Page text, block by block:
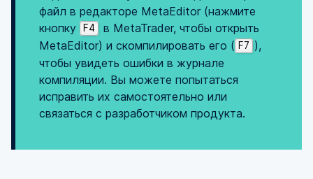
файл в редакторе MetaEditor (нажмите
кнопку
F4
в MetaTrader, чтобы открыть
MetaEditor) и скомпилировать его ( F7 ),
чтобы увидеть ошибки в журнале
компиляции. Вы можете попытаться
исправить их самостоятельно или
связаться с разработчиком продукта.